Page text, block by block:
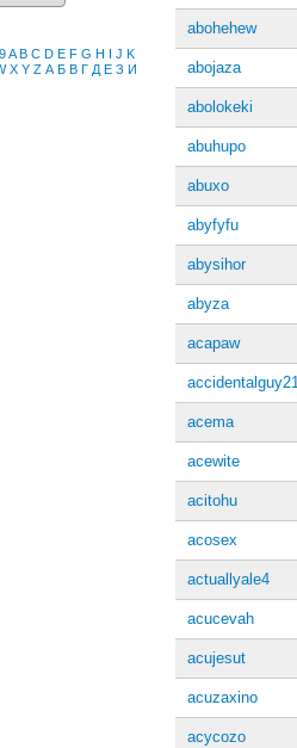
9A B C D E F G H J K
X Y Z А Б В Г Д Е З И
abohehew
abojaza
abolokeki
abuhupo
abuxo
abyfyfu
abysihor
abyza
acapaw
accidentalguy21
acema
acewite
acitohu
acosex
actuallyale4
acucevah
acujesut
acuzaxino
acycozo